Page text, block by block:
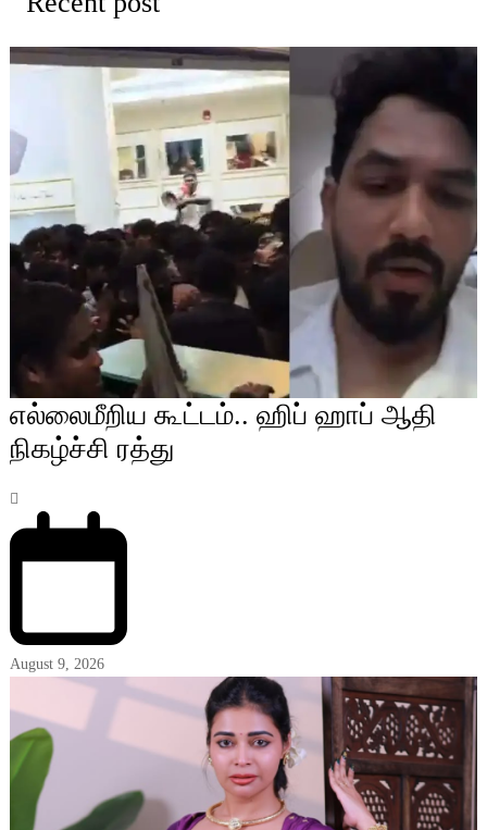
எல்லைமீறிய கூட்டம்.. ஹிப் ஹாப் ஆதி
நிகழ்ச்சி ரத்து
August 9, 2026